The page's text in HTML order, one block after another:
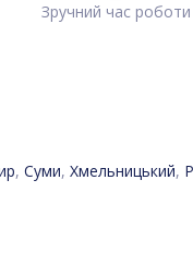
Зручний час роботи
, Суми, Хмельницький,